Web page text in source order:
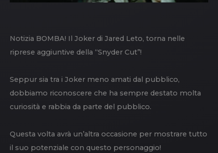
Notizia BOMBA! Il Joker di Jared Leto, torna nelle
riprese aggiuntive della “Snyder Cut”!
Seppur sia tra i Joker meno amati dal pubblico,
dobbiamo riconoscere che ha sempre destato molta
curiosità e rabbia da parte del pubblico.
Questa volta avrà un’altra occasione per mostrare tutto
il suo potenziale con questo personaggio!